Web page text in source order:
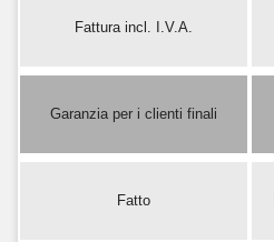
Fattura incl. I.V.A.
Garanzia per i clienti finali
Fatto